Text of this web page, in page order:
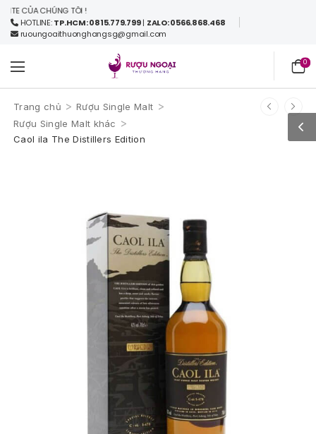
CỦA CHÚNG TÔI !
HOTLINE:TP.HCM: 0815.779.799| ZALO: 0566.868.468
ruoungoaithuonghangsg@gmail.com
0
Trang chủ > Rượu Single Malt >
Rượu Single Malt khác >
Caol ila The Distillers Edition